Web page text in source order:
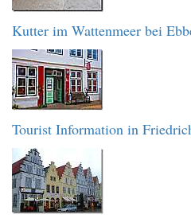
Kutter im Wattenmeer bei
Tourist Information in